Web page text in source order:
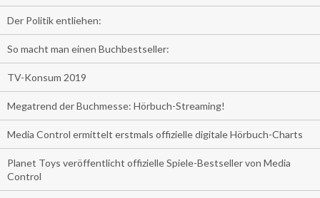
Der Politik entliehen:
So macht man einen Buchbestseller:
TV-Konsum 2019
Megatrend der Buchmesse: Hörbuch-Streaming!
Media Control ermittelt erstmals offizielle digitale Hörbuch-Charts
Planet Toys veröffentlicht offizielle Spiele-Bestseller von Media
Control